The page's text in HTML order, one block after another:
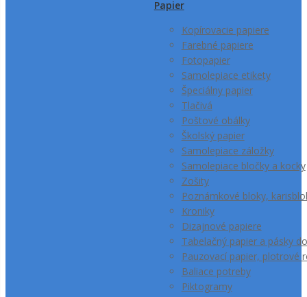
Papier
Kopírovacie papiere
Farebné papiere
Fotopapier
Samolepiace etikety
Špeciálny papier
Tlačivá
Poštové obálky
Školský papier
Samolepiace záložky
Samolepiace bločky a kocky
Zošity
Poznámkové bloky,
Kroniky
Dizajnové papiere
Tabelačný papier a pásky
Pauzovací papier, plotrové
Baliace potreby
Piktogramy